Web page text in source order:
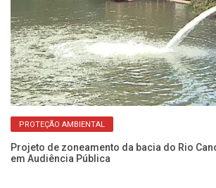
PROTEÇÃO AMBIENTAL
Projeto de zoneamento da bacia do Rio
em Audiência Pública